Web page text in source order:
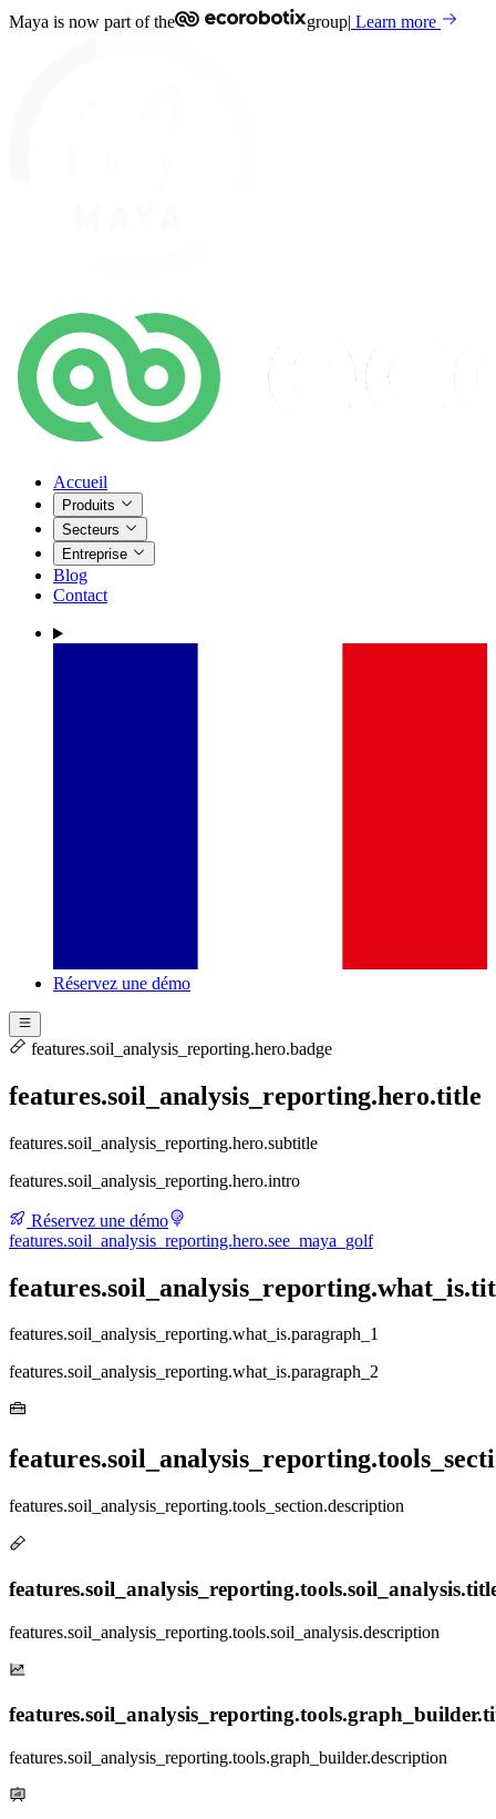
Maya is now part of the group| Learn more
Accueil
Produits
Secteurs
Entreprise
Blog
Contact
Réservez une démo
features.soil_analysis_reporting.hero.badge
features.soil_analysis_reporting.hero.title
features.soil_analysis_reporting.hero.subtitle
features.soil_analysis_reporting.hero.intro
Réservez une démo
features.soil_analysis_reporting.hero.see_maya_golf
features.soil_analysis_reporting.what_is.paragraph_1
features.soil_analysis_reporting.what_is.paragraph_2
features.soil_analysis_reporting.tools_section.description
features.soil_analysis_reporting.tools.soil_analysis.description
features.soil_analysis_reporting.tools.graph_builder.description